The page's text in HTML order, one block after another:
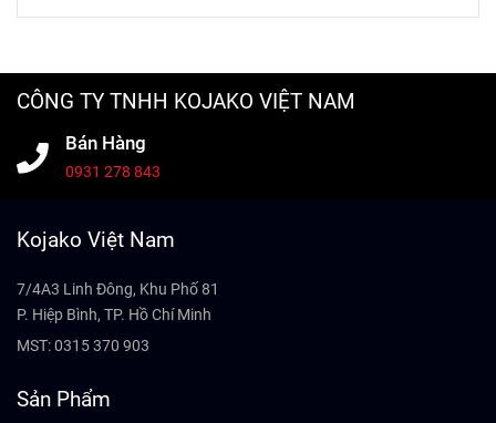
CÔNG TY TNHH KOJAKO VIỆT NAM
Bán Hàng
0931 278 843
Kojako Việt Nam
7/4A3 Linh Đông, Khu Phố 81
P. Hiệp Bình, TP. Hồ Chí Minh
MST: 0315 370 903
Sản Phẩm